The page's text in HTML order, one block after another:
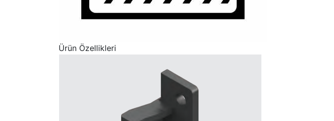
Ürün Özellikleri